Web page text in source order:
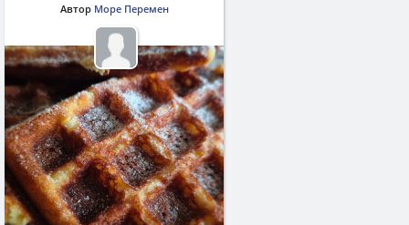
Автор Море Перемен